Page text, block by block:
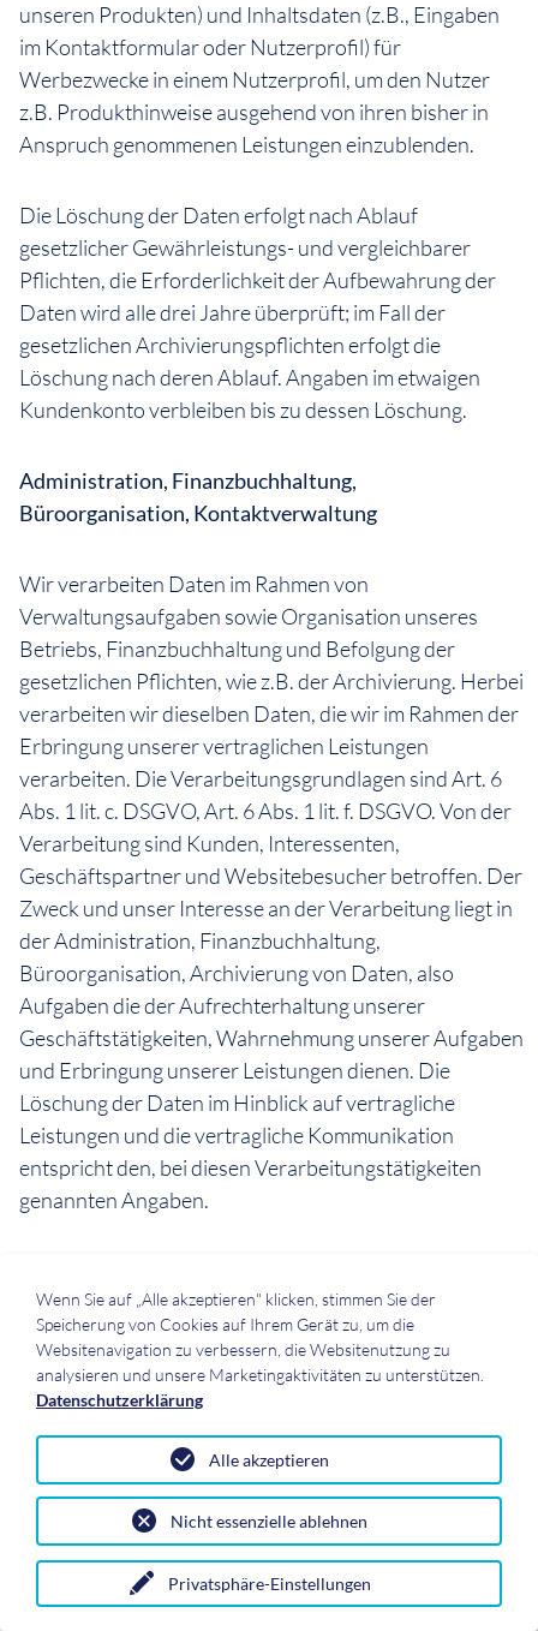
unseren Produkten) und Inhaltsdaten (z.B., Eingaben
im Kontaktformular oder Nutzerprofil) für
Werbezwecke in einem Nutzerprofil, um den Nutzer
z.B. Produkthinweise ausgehend von ihren bisher in
Anspruch genommenen Leistungen einzublenden.
Die Löschung der Daten erfolgt nach Ablauf
gesetzlicher Gewährleistungs- und vergleichbarer
Pflichten, die Erforderlichkeit der Aufbewahrung der
Daten wird alle drei Jahre überprüft; im Fall der
gesetzlichen Archivierungspflichten erfolgt die
Löschung nach deren Ablauf. Angaben im etwaigen
Kundenkonto verbleiben bis zu dessen Löschung.
Administration, Finanzbuchhaltung,
Büroorganisation, Kontaktverwaltung
Wir verarbeiten Daten im Rahmen von
Verwaltungsaufgaben sowie Organisation unseres
Betriebs, Finanzbuchhaltung und Befolgung der
gesetzlichen Pflichten, wie z.B. der Archivierung. Herbei
verarbeiten wir dieselben Daten, die wir im Rahmen der
Erbringung unserer vertraglichen Leistungen
verarbeiten. Die Verarbeitungsgrundlagen sind Art. 6
Abs. 1 lit. c. DSGVO, Art. 6 Abs. 1 lit. f. DSGVO. Von der
Verarbeitung sind Kunden, Interessenten,
Geschäftspartner und Websitebesucher betroffen. Der
Zweck und unser Interesse an der Verarbeitung liegt in
der Administration, Finanzbuchhaltung,
Büroorganisation, Archivierung von Daten, also
Aufgaben die der Aufrechterhaltung unserer
Geschäftstätigkeiten, Wahrnehmung unserer Aufgaben
und Erbringung unserer Leistungen dienen. Die
Löschung der Daten im Hinblick auf vertragliche
Leistungen und die vertragliche Kommunikation
entspricht den, bei diesen Verarbeitungstätigkeiten
genannten Angaben.
Finanzverwaltung, Berater, wie z.B., Steuerberater oder
Wirtschaftsprüfer sowie weitere Gebührenstellen und
Zahlungsdienstleister.
Ferner speichern wir auf Grundlage unserer
betriebswirtschaftlichen Interessen Angaben zu
Lieferanten, Veranstaltern und sonstigen
Geschäftspartnern, z.B. zwecks späterer
Kontaktaufnahme. Diese mehrheitlich
unternehmensbezogenen Daten, speichern wir
Wenn Sie auf „Alle akzeptieren" klicken, stimmen Sie der
Speicherung von Cookies auf Ihrem Gerät zu, um die
Websitenavigation zu verbessern, die Websitenutzung zu
analysieren und unsere Marketingaktivitäten zu unterstützen.
Datenschutzerklärung
Privatsphäre-Einstellungen
Nicht essenzielle ablehnen
Alle akzeptieren